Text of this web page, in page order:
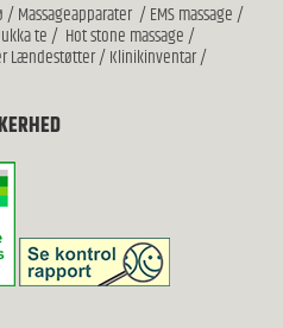
/Massageapparater/EMS massage/
te/ Hot stone massage/
Lændestøtter/Klinikinventar/